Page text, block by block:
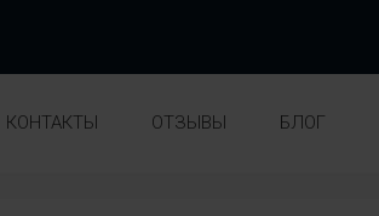
КОНТАКТЫ ОТЗЫВЫ БЛОГ